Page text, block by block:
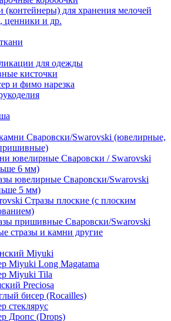
(контейнеры) для хранения мелочей
ценники и др.
для одежды
кисточки
и фимо нарезка
Сваровски/Swarovski (ювелирные,
ювелирные Сваровски / Swarovski
6 мм)
ювелирные Сваровски/Swarovski
5 мм)
Стразы плоские (с плоским
пришивные Сваровски/Swarovski
стразы и камни другие
Miyuki
Miyuki Long Magatama
Miyuki Tila
Preciosa
бисер (Rocailles)
стеклярус
Дропс (Drops)